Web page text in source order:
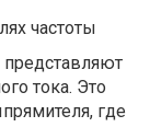
частоты
тока. Это
где